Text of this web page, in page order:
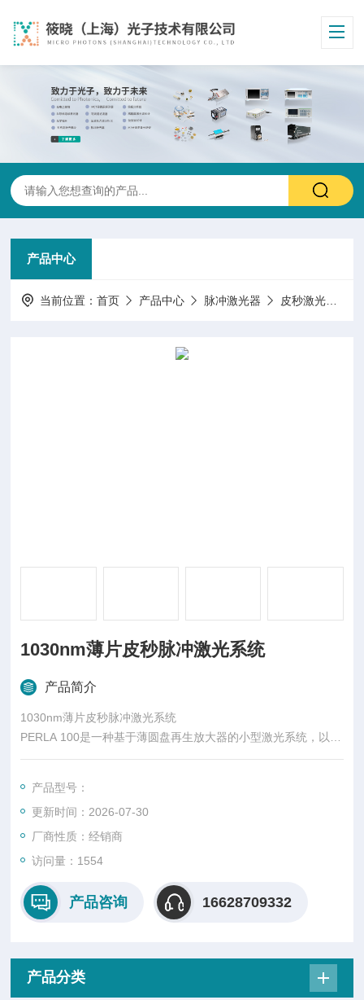
产品中心
当前位置：首页 产品中心 脉冲激光器 皮秒激光器
1030nm薄片皮秒脉冲激光系统
产品简介
1030nm薄片皮秒脉冲激光系统
PERLA 100是一种基于薄圆盘再生放大器的小型激光系统，以10
0 kHz重复频率和1mJ的脉冲能量提供皮秒脉冲。它集成了一个
测激光。稳健的设计保证了优秀的稳定性和免维护操作。PERLA
激光平台设计允许灵活修改输出参数。用户可根据要求定制解决
方案。
产品型号：
更新时间：2026-07-30
厂商性质：经销商
访问量：1554
产品咨询 16628709332
产品分类